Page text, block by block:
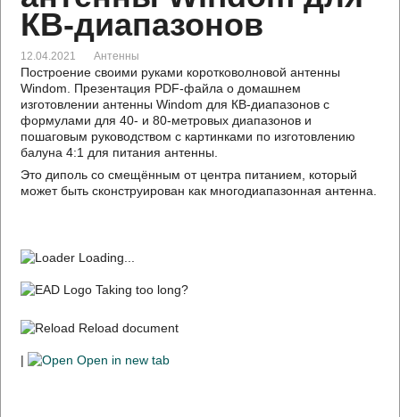
КВ-диапазонов
12.04.2021 Антенны
Построение своими руками коротковолновой антенны
Windom. Презентация PDF-файла о домашнем
изготовлении антенны Windom для КВ-диапазонов с
формулами для 40- и 80-метровых диапазонов и
пошаговым руководством с картинками по изготовлению
балуна 4:1 для питания антенны.
Это диполь со смещённым от центра питанием, который
может быть сконструирован как многодиапазонная антенна.
Loading...
Taking too long?
Reload document
| Open in new tab